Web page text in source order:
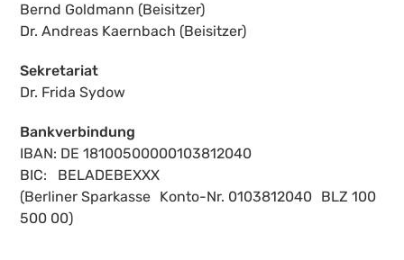
Bernd Goldmann (Beisitzer)
Dr. Andreas Kaernbach (Beisitzer)
Sekretariat
Dr. Frida Sydow
Bankverbindung
IBAN: DE 18100500000103812040
BIC: BELADEBEXXX
(Berliner Sparkasse Konto-Nr. 0103812040 BLZ 100
500 00)